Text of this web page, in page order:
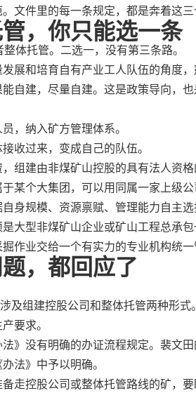
文件里的每一条规定，都是奔着这三
，你只能选一条
体托管。二选一，没有第三条路。
展和培育自有产业工人队伍的角度，
自建，尽量自建。这是政策导向，也
，纳入矿方管理体系。
收过来，变成自己的队伍。
组建由非煤矿山控股的具有法人资格
某个大集团，可以用同属一家上级公
身规模、资源禀赋、管理能力自主选
大型非煤矿山企业或矿山工程总承
作业交给一个有实力的专业机构统一
，都回应了
及组建控股公司和整体托管两种形式
要求。
》没有明确的办证流程规定。裴文
法》中予以明确。
走控股公司或整体托管路线的矿，要